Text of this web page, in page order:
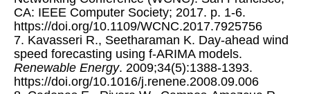
CA: IEEE Computer Society; 2017. p. 1-6.
https://doi.org/10.1109/WCNC.2017.7925756
7. Kavasseri R., Seetharaman K. Day-ahead wind
speed forecasting using f-ARIMA models.
Renewable Energy. 2009;34(5):1388-1393.
https://doi.org/10.1016/j.renene.2008.09.006